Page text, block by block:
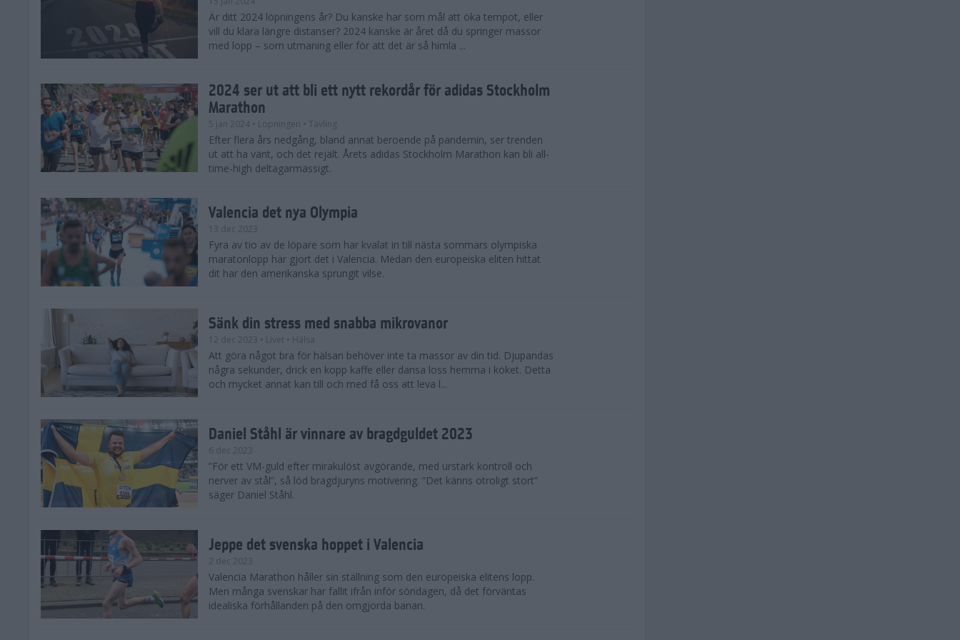
Är ditt 2024 löpningens år? Du kanske har som mål att öka tempot, eller
vill du klara längre distanser? 2024 kanske är året då du springer massor
med lopp – som utmaning eller för att det är så himla ...
2024 ser ut att bli ett nytt rekordår för adidas Stockholm
Marathon
5 jan 2024 • Löpningen • Tävling
Efter flera års nedgång, bland annat beroende på pandemin, ser trenden
ut att ha vänt, och det rejält. Årets adidas Stockholm Marathon kan bli all-
time-high deltagarmässigt.
Valencia det nya Olympia
13 dec 2023
Fyra av tio av de löpare som har kvalat in till nästa sommars olympiska
maratonlopp har gjort det i Valencia. Medan den europeiska eliten hittat
dit har den amerikanska sprungit vilse.
Sänk din stress med snabba mikrovanor
12 dec 2023 • Livet • Hälsa
Att göra något bra för hälsan behöver inte ta massor av din tid. Djupandas
några sekunder, drick en kopp kaffe eller dansa loss hemma i köket. Detta
och mycket annat kan till och med få oss att leva l...
Daniel Ståhl är vinnare av bragdguldet 2023
6 dec 2023
”För ett VM-guld efter mirakulöst avgörande, med urstark kontroll och
nerver av stål”, så löd bragdjuryns motivering. ”Det känns otroligt stort”
säger Daniel Ståhl.
Jeppe det svenska hoppet i Valencia
2 dec 2023
Valencia Marathon håller sin ställning som den europeiska elitens lopp.
Men många svenskar har fallit ifrån inför söndagen, då det förväntas
idealiska förhållanden på den omgjorda banan.